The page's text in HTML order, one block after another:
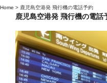
Home > 鹿児島空港発 飛行機の電話予約
鹿児島空港発 飛行機の電話